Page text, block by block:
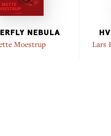
NEBULA
Moestrup Lars